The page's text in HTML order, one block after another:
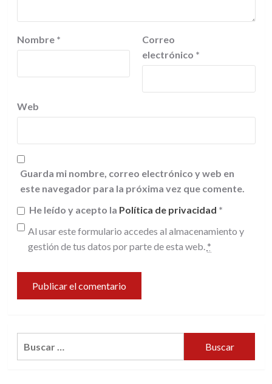
Nombre *
Correo
electrónico *
Web
Guarda mi nombre, correo electrónico y web en
este navegador para la próxima vez que comente.
He leído y acepto la Política de privacidad *
Al usar este formulario accedes al almacenamiento y
gestión de tus datos por parte de esta web. *